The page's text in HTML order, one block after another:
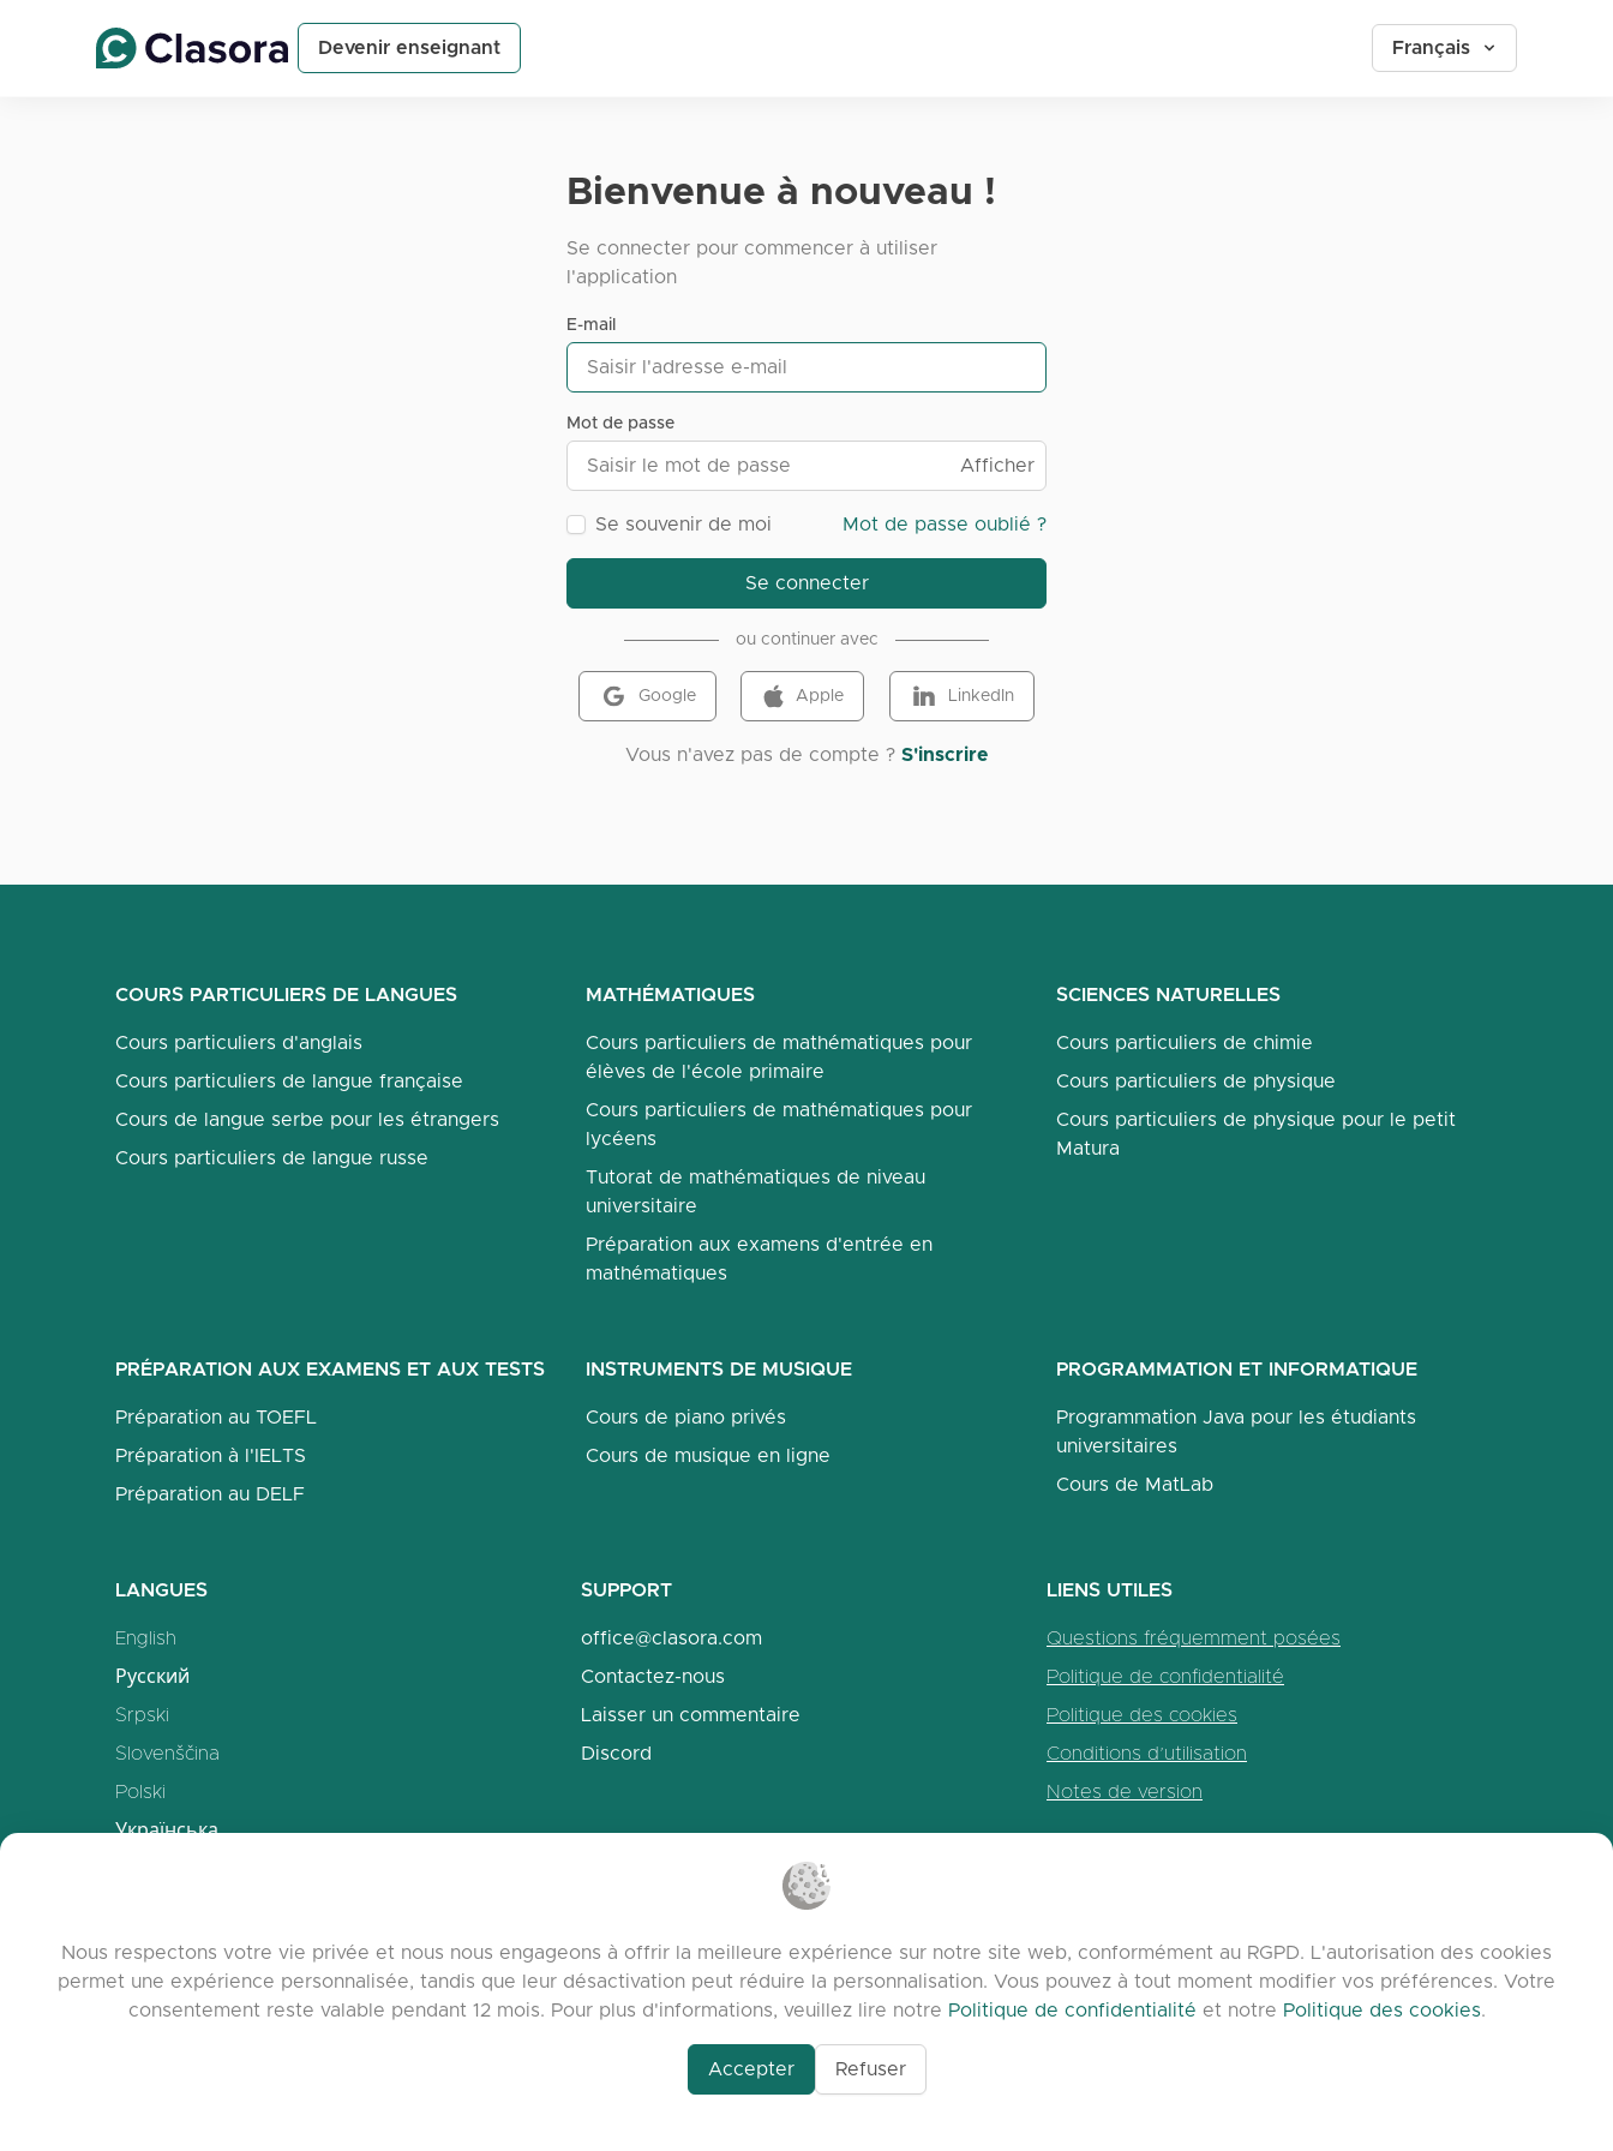
Devenir enseignant Français
Bienvenue à nouveau !
Se connecter pour commencer à utiliser
l'application
E-mail
Mot de passe
Afficher
Se souvenir de moi Mot de passe oublié ?
Se connecter
ou continuer avec
Google Apple LinkedIn
Vous n'avez pas de compte ? S'inscrire
COURS PARTICULIERS DE LANGUES
Cours particuliers d'anglais
Cours particuliers de langue française
Cours de langue serbe pour les étrangers
Cours particuliers de langue russe
MATHÉMATIQUES
Cours particuliers de mathématiques pour
élèves de l'école primaire
Cours particuliers de mathématiques pour
lycéens
Tutorat de mathématiques de niveau
universitaire
Préparation aux examens d'entrée en
mathématiques
SCIENCES NATURELLES
Cours particuliers de chimie
Cours particuliers de physique
Cours particuliers de physique pour le petit
Matura
PRÉPARATION AUX EXAMENS ET AUX TESTS
Préparation au TOEFL
Préparation à l'IELTS
Préparation au DELF
INSTRUMENTS DE MUSIQUE
Cours de piano privés
Cours de musique en ligne
PROGRAMMATION ET INFORMATIQUE
Programmation Java pour les étudiants
universitaires
Cours de MatLab
LANGUES
English
Русский
Srpski
Slovenščina
Polski
Українська
Français
中文
SUPPORT
office@clasora.com
Contactez-nous
Laisser un commentaire
Discord
LIENS UTILES
Questions fréquemment posées
Politique de confidentialité
Politique des cookies
Conditions d’utilisation
Notes de version
© 2026 clasora.com platform | Tous droits réservés | Developed by
Nous respectons votre vie privée et nous nous engageons à offrir la meilleure expérience sur notre site web, conformément au RGPD. L'autorisation des cookies
permet une expérience personnalisée, tandis que leur désactivation peut réduire la personnalisation. Vous pouvez à tout moment modifier vos préférences. Votre
consentement reste valable pendant 12 mois. Pour plus d'informations, veuillez lire notre Politique de confidentialité et notre Politique des cookies.
Accepter Refuser